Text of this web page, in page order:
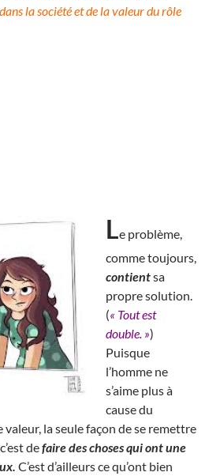
la société et de la valeur du rôle
Le problème,
comme toujours,
contientsa
propre solution.
(« Tout est
double. »)
Puisque
l’homme ne
s’aime plus à
cause du
la seule façon de se remettre
defaire des choses qui ont une
C’est d’ailleurs ce qu’ont bien